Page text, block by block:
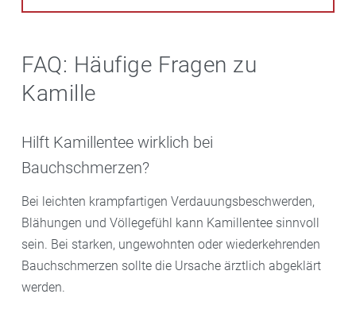
FAQ: Häufige Fragen zu
Kamille
Hilft Kamillentee wirklich bei
Bauchschmerzen?
Bei leichten krampfartigen Verdauungsbeschwerden,
Blähungen und Völlegefühl kann Kamillentee sinnvoll
sein. Bei starken, ungewohnten oder wiederkehrenden
Bauchschmerzen sollte die Ursache ärztlich abgeklärt
werden.